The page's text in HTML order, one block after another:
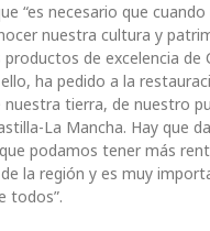
“es necesario que
nuestra cultura y
de excelencia de
ha pedido a la
tierra, de nuestro
La Mancha. Hay que
podamos tener más
la región y es muy
todos”.